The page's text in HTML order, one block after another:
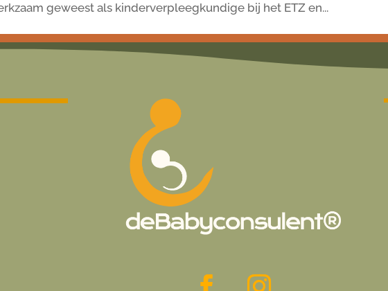
geweest als kinderverpleegkundige bij het ETZ en...